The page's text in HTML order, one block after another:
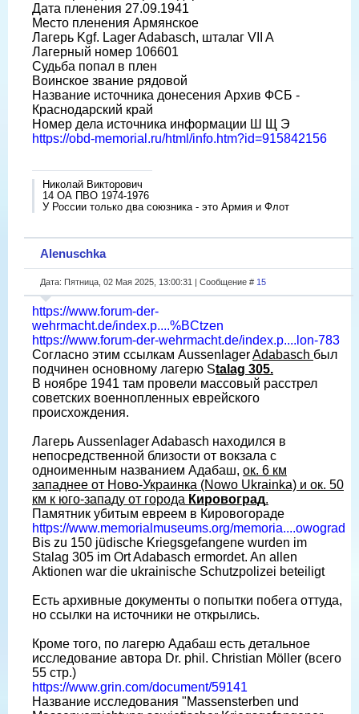
Дата пленения 27.09.1941
Место пленения Армянское
Лагерь Kgf. Lager Adabasch, шталаг VII A
Лагерный номер 106601
Судьба попал в плен
Воинское звание рядовой
Название источника донесения Архив ФСБ -
Краснодарский край
Номер дела источника информации Ш Щ Э
https://obd-memorial.ru/html/info.htm?id=915842156
Николай Викторович
14 ОА ПВО 1974-1976
У России только два союзника - это Армия и Флот
Alenuschka
Дата: Пятница, 02 Мая 2025, 13:00:31 | Сообщение # 15
https://www.forum-der-
wehrmacht.de/index.p....%BCtzen
https://www.forum-der-wehrmacht.de/index.p....lon-783
Согласно этим ссылкам AussenlagerAdabasch был
подчинен основному лагерю Stalag 305.
В ноябре 1941 там провели массовый расстрел
советских военнопленных еврейского
происхождения.
Лагерь Aussenlager Adabasch находился в
непосредственной близости от вокзала с
одноименным названием Адабаш, ок. 6 км
западнее от Ново-Украинка (Nowo Ukrainka) и ок. 50
км к юго-западу от города Кировоград.
Памятник убитым евреем в Кировогораде
https://www.memorialmuseums.org/memoria....owograd
Bis zu 150 jüdische Kriegsgefangene wurden im
Stalag 305 im Ort Adabasch ermordet. An allen
Aktionen war die ukrainische Schutzpolizei beteiligt
Есть архивные документы о попытки побега оттуда,
но ссылки на источники не открылись.
Кроме того, по лагерю Адабаш есть детальное
исследование автора Dr. phil. Christian Möller (всего
55 стр.)
https://www.grin.com/document/59141
Название исследования "Massensterben und